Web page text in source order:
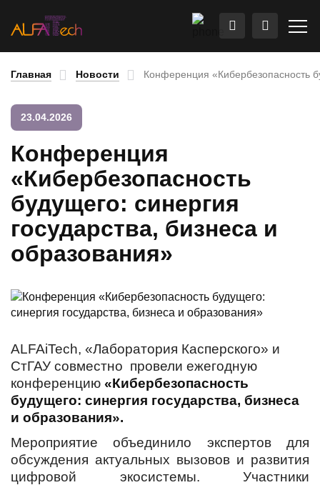
Главная Новости Конференция «Кибербезопасность
23.04.2026
Конференция
«Кибербезопасность
будущего: синергия
государства, бизнеса и
образования»
ALFAiTech, «Лаборатория Касперского» и
СтГАУ совместно провели ежегодную
конференцию «Кибербезопасность
будущего: синергия государства, бизнеса
и образования».
Мероприятие объединило экспертов для
обсуждения актуальных вызовов и развития
цифровой экосистемы. Участники